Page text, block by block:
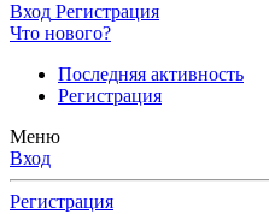
Вход Регистрация
Что нового?
Последняя активность
Регистрация
Меню
Вход
Регистрация